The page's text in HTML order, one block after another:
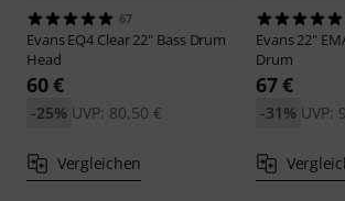
67
EvansEQ4 Clear 22" Bass Drum
Head
60 €
UVP: 80,50 €
-25%
Vergleichen
Evans22"
Drum
67 €
UVP:
-31%